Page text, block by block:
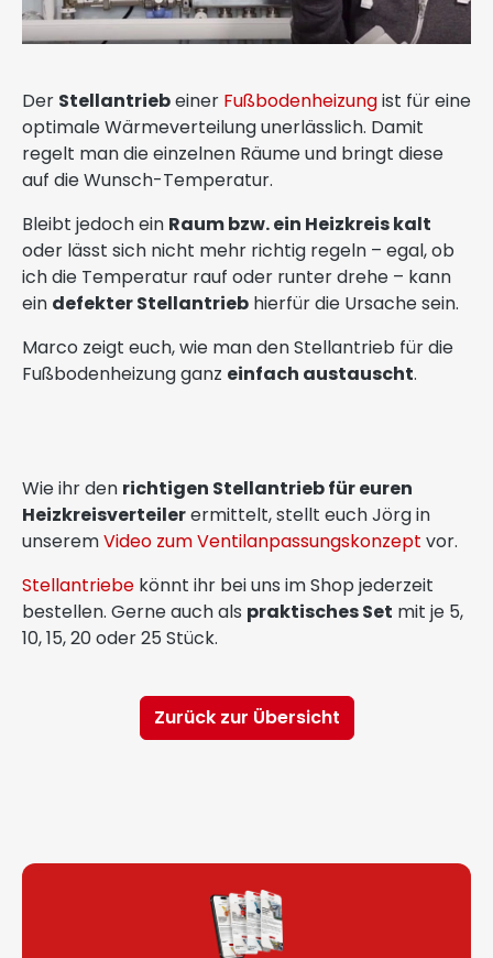
Der Stellantriebeiner Fußbodenheizungist für eine
optimale Wärmeverteilung unerlässlich. Damit
regelt man die einzelnen Räume und bringt diese
auf die Wunsch-Temperatur.
Bleibt jedoch ein Raum bzw. ein Heizkreis kalt
oder lässt sich nicht mehr richtig regeln – egal, ob
ich die Temperatur rauf oder runter drehe – kann
ein defekter Stellantrieb hierfür die Ursache sein.
Marco zeigt euch, wie man den Stellantrieb für die
Fußbodenheizung ganz einfach austauscht.
Wie ihr den richtigen Stellantrieb für euren
Heizkreisverteilerermittelt, stellt euch Jörg in
unseremVideo zum Ventilanpassungskonzept vor.
Stellantriebe könnt ihr bei uns im Shop jederzeit
bestellen. Gerne auch als praktisches Set mit je 5,
10, 15, 20 oder 25 Stück.
Zurück zur Übersicht